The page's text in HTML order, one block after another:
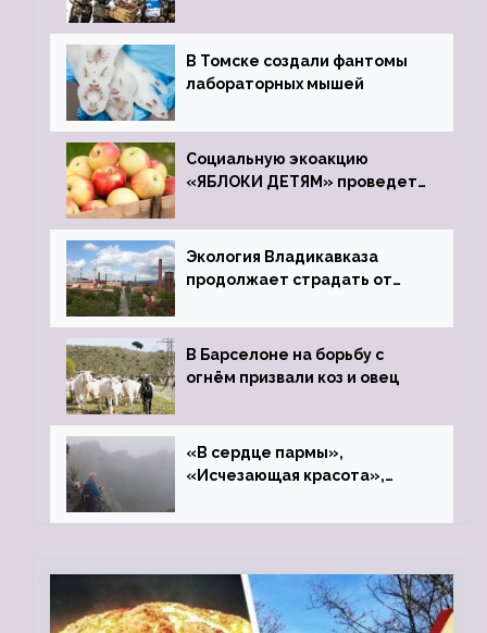
В Томске создали фантомы
лабораторных мышей
Социальную экоакцию
«ЯБЛОКИ ДЕТЯМ» проведет
Экология Владикавказа
продолжает страдать от
В Барселоне на борьбу с
огнём призвали коз и овец
«В сердце пармы»,
«Исчезающая красота»,